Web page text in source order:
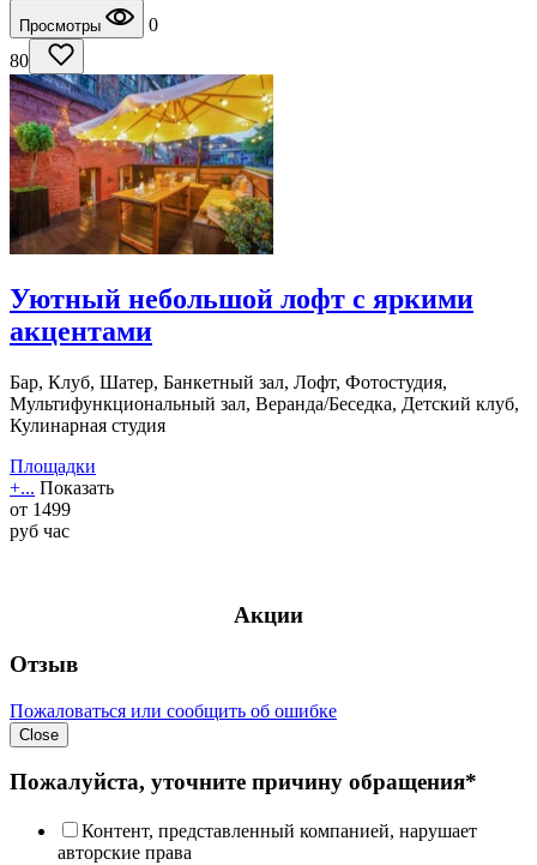
Просмотры
0
80
Уютный небольшой лофт с яркими
акцентами
Бар, Клуб, Шатер, Банкетный зал, Лофт, Фотостудия,
Мультифункциональный зал, Веранда/Беседка, Детский клуб,
Кулинарная студия
Площадки
+... Показать
от 1499
руб час
Акции
Отзыв
Пожаловаться или сообщить об ошибке
Close
Пожалуйста, уточните причину обращения*
Контент, представленный компанией, нарушает
авторские права